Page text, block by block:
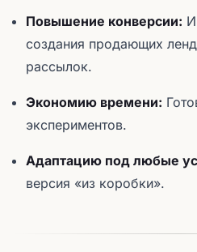
Повышение конверсии:
создания продающих
рассылок.
Экономию времени:
экспериментов.
Адаптацию под любые
версия «из коробки».